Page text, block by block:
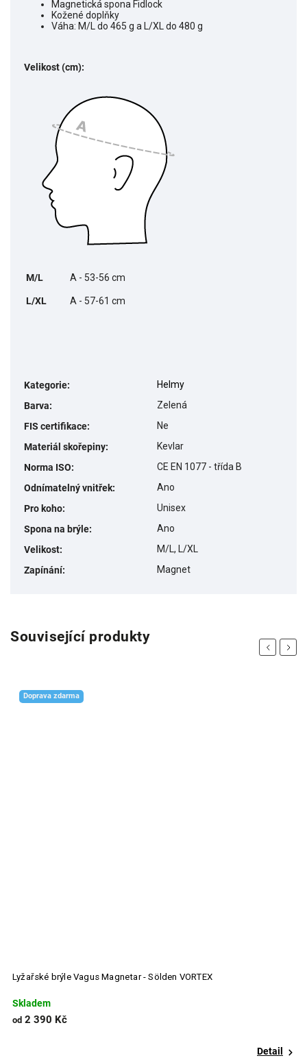
Magnetická spona Fidlock
Kožené doplňky
Váha: M/L do 465 g a L/XL do 480 g
Velikost (cm):
M/L A - 53-56 cm
L/XL A - 57-61 cm
Kategorie:
Helmy
Barva:
Zelená
FIS certifikace:
Ne
Materiál skořepiny:
Kevlar
Norma ISO:
CE EN 1077 - třída B
Odnímatelný vnitřek:
Ano
Pro koho:
Unisex
Spona na brýle:
Ano
Velikost:
M/L, L/XL
Zapínání: Magnet
Související produkty
Previous
Doprava zdarma
Lyžařské brýle Vagus Magnetar - Sölden VORTEX
Skladem
od 2 390 Kč
Detail
Next